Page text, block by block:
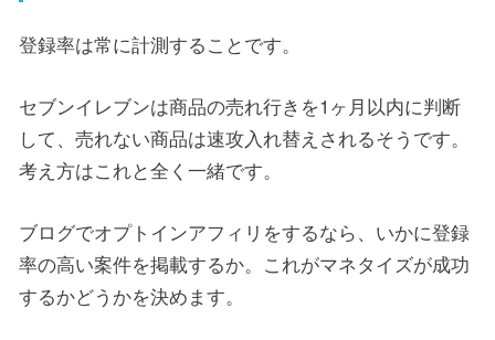
登録率は常に計測することです。
セブンイレブンは商品の売れ行きを1ヶ月以内に判断
して、売れない商品は速攻入れ替えされるそうです。
考え方はこれと全く一緒です。
ブログでオプトインアフィリをするなら、いかに登録
率の高い案件を掲載するか。これがマネタイズが成功
するかどうかを決めます。